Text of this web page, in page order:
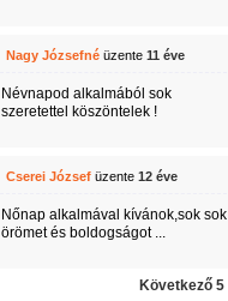
Nagy Józsefnéüzente 11 éve
Névnapod alkalmából sok
szeretettel köszöntelek !
Cserei Józsefüzente 12 éve
Nőnap alkalmával kívánok,sok sok
örömet és boldogságot ...
Következő 5